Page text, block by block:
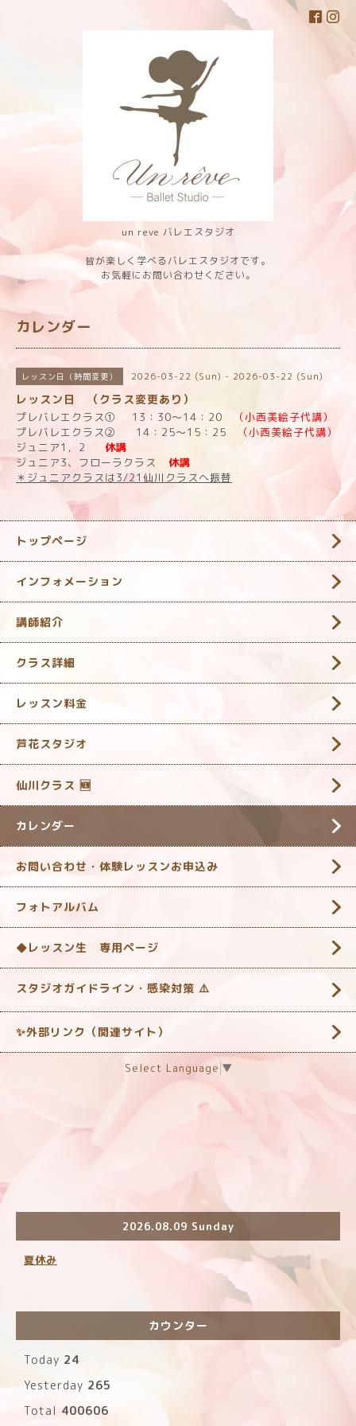
un reve バレエスタジオ
皆が楽しく学べるバレエスタジオです。
お気軽にお問い合わせください。
カレンダー
レッスン日（時間変更） 2026-03-22 (Sun) - 2026-03-22 (Sun)
レッスン日 （クラス変更あり）
プレバレエクラス① 13：30～14：20
（小西美絵子代講）
プレバレエクラス② 14：25～15：25
（小西美絵子代講）
ジュニア1，2 休講
ジュニア3、フローラクラス 休講
＊ジュニアクラスは3/21仙川クラスへ振替
トップページ
インフォメーション
講師紹介
クラス詳細
レッスン料金
芦花スタジオ
仙川クラス 🆕
カレンダー
お問い合わせ・体験レッスンお申込み
フォトアルバム
◆レッスン生 専用ページ
スタジオガイドライン・感染対策 ‎⚠️
✨外部リンク（関連サイト）
Select Language ▼
2026.08.09 Sunday
夏休み
カウンター
Today 24
Yesterday 265
Total 400606